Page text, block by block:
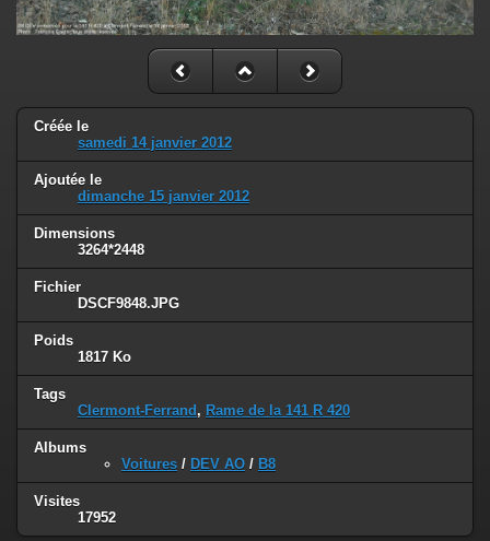
Créée le
samedi 14 janvier 2012
Ajoutée le
dimanche 15 janvier 2012
Dimensions
3264*2448
Fichier
DSCF9848.JPG
Poids
1817 Ko
Tags
Clermont-Ferrand , Rame de la 141 R 420
Albums
Voitures / DEV AO / B8
Visites
17952